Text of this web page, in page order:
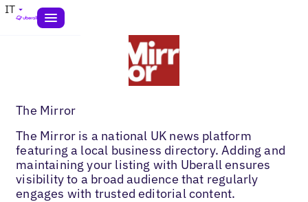
IT
The Mirror
The Mirror is a national UK news platform
featuring a local business directory. Adding and
maintaining your listing with Uberall ensures
visibility to a broad audience that regularly
engages with trusted editorial content.